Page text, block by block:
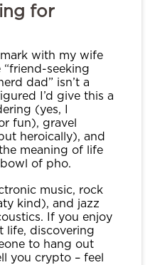
for
with my wife
seeking
dad” isn’t a
I’d give this a
(yes, I
fun), gravel
heroically), and
meaning of life
of pho.
music, rock
kind), and jazz
If you enjoy
life, discovering
to hang out
you crypto – feel